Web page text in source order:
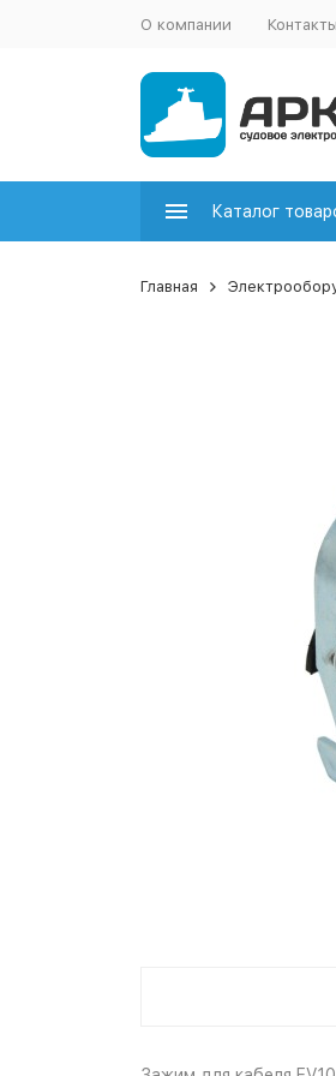
О компании Контакты
Каталог
Главная